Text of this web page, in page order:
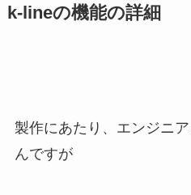
k-lineの機能の詳細
製作にあたり、エンジニ
んですが